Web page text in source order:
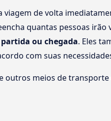
de volta
quantas pessoas irão
ou chegada. Eles
com suas
meios de transporte